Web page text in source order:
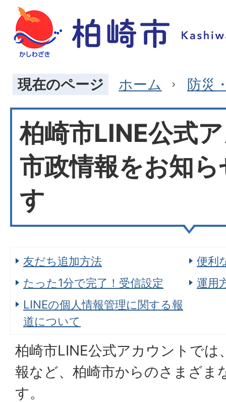
現在のページ ホーム 防災
柏崎市LINE公式
市政情報をお知
す
友だち追加方法
便利
たった1分で完了！受信設定
運用
LINEの個人情報管理に関する報
道について
柏崎市LINE公式アカウントでは
報など、柏崎市からのさまざま
す。